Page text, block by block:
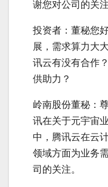
谢您对公司的关注
投资者：董秘您
展，需求算力大
讯云有没有合作
供助力？
岭南股份董秘：
讯在关于元宇宙
中，腾讯云在云
领域方面为业务
司的关注。